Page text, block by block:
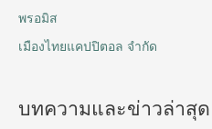
พรอมิส
เมืองไทยแคปปิตอล จำกัด
บทความและข่าวล่าสุด